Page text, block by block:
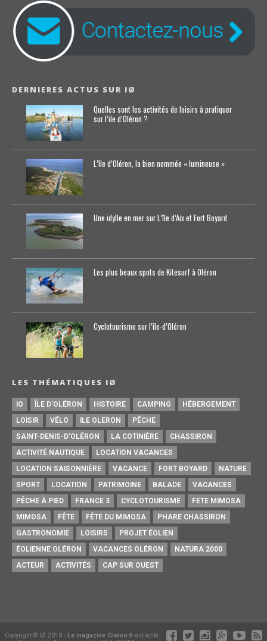
DERNIERES ACTUS SUR IØ
Quelles sont les activités de loisirs à pratiquer
sur l’ile d’Oléron ?
L’île d’Oléron, la bien nommée « lumineuse »
Une idylle en mer sur L’île d’Aix et Fort Boyard
Les plus beaux spots de Kitesurf à Oléron
Cyclotourisme sur l’île-d’0léron
LES THÉMATIQUES IØ
IO ÎLE D'OLÉRON HISTOIRE CAMPING
HÉBERGEMENT
LOISIR
VÉLO ILE OLERON
PÊCHE
SAINT-DENIS-D'OLÉRON
LA COTINIÈRE
CHASSIRON
ACTIVITÉ NAUTIQUE
LOCATION VACANCES
LOCATION SAISONNIÈRE
VACANCE FORT BOYARD
NATURE
SPORT
LOCATION PATRIMOINE BALADE
VACANCES
PÊCHE À PIED
FRANCE 3 CYCLOTOURISME
FETE MIMOSA
MIMOSA
FÊTE FÊTE DU MIMOSA
PHARE CHASSIRON
GASTRONOMIE
LOISIRS
PROJET ÉOLIEN
ÉOLIENNE OLÉRON
VACANCES OLÉRON
NATURA 2000
ACTEUR
ACTIVITÉS CAP SUR OUEST
Copyright © IØ 2018 - Le magazine Oléron.frest édité